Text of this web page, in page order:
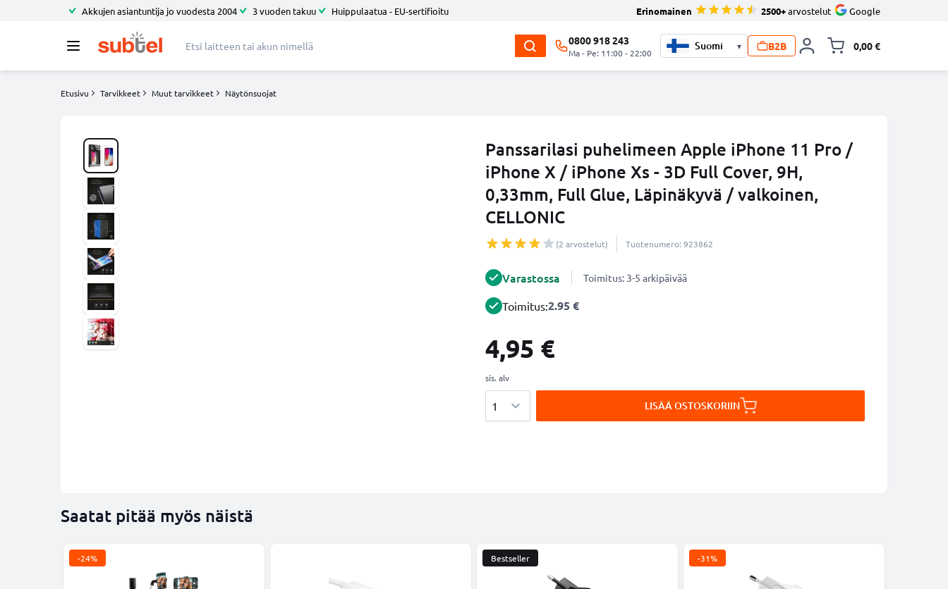
Akkujen asiantuntija jo vuodesta 2004 3 vuoden takuu Huippulaatua - EU-sertifioitu Erinomainen 2500+arvostelut Google
0800 918 243
Ma - Pe: 11:00 - 22:00
▾ B2B 0,00 €
Etusivu Tarvikkeet Muut tarvikkeet Näytönsuojat
Panssarilasi puhelimeen Apple iPhone 11 Pro /
iPhone X / iPhone Xs - 3D Full Cover, 9H,
0,33mm, Full Glue, Läpinäkyvä / valkoinen,
CELLONIC
(2 arvostelut) Tuotenumero: 923862
Varastossa Toimitus: 3-5 arkipäivää
Toimitus:2.95 €
4,95 €
sis. alv
LISÄÄ OSTOSKORIIN
Saatat pitää myös näistä
-24% Bestseller -31%